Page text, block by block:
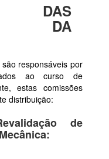
DAS
DA
responsáveis por
ao curso de
estas comissões
distribuição:
de